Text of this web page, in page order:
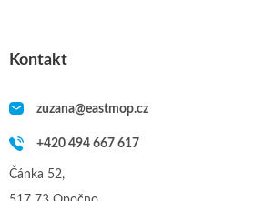
Kontakt
zuzana@eastmop.cz
+420 494 667 617
Čánka 52,